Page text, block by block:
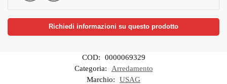
Richiedi informazioni su questo prodotto
COD:
0000069329
Categoria:
Arredamento
Marchio:
USAG